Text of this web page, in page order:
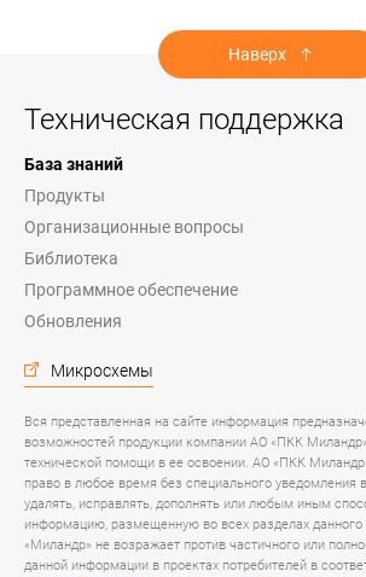
Наверх
Техническая поддержка
База знаний
Продукты
Организационные вопросы
Библиотека
Программное обеспечение
Обновления
Микросхемы
Вся представленная на сайте информация
возможностей продукции компании АО «ПКК
технической помощи в ее освоении. АО «ПКК
право в любое время без специального уведомления
удалять, исправлять, дополнять или любым иным
информацию, размещенную во всех разделах данного
«Миландр» не возражает против частичного или
данной информации в проектах потребителей в